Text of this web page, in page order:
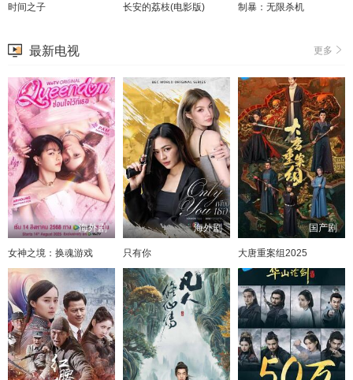
时间之子 长安的荔枝(电影版) 制暴：无限杀机
更多
最新电视
海外剧
女神之境：换魂游戏
海外剧
只有你
国产剧
大唐重案组2025